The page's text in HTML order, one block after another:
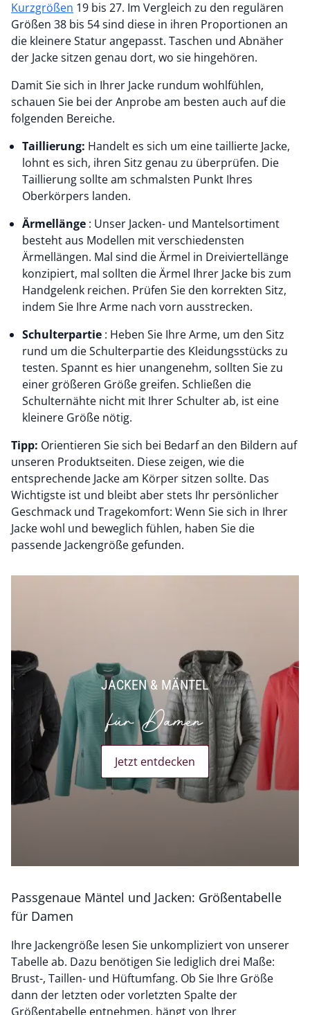
Kurzgrößen 19 bis 27. Im Vergleich zu den regulären
Größen 38 bis 54 sind diese in ihren Proportionen an
die kleinere Statur angepasst. Taschen und Abnäher
der Jacke sitzen genau dort, wo sie hingehören.
Damit Sie sich in Ihrer Jacke rundum wohlfühlen,
schauen Sie bei der Anprobe am besten auch auf die
folgenden Bereiche.
Taillierung: Handelt es sich um eine taillierte Jacke,
lohnt es sich, ihren Sitz genau zu überprüfen. Die
Taillierung sollte am schmalsten Punkt Ihres
Oberkörpers landen.
Ärmellänge : Unser Jacken- und Mantelsortiment
besteht aus Modellen mit verschiedensten
Ärmellängen. Mal sind die Ärmel in Dreiviertellänge
konzipiert, mal sollten die Ärmel Ihrer Jacke bis zum
Handgelenk reichen. Prüfen Sie den korrekten Sitz,
indem Sie Ihre Arme nach vorn ausstrecken.
Schulterpartie : Heben Sie Ihre Arme, um den Sitz
rund um die Schulterpartie des Kleidungsstücks zu
testen. Spannt es hier unangenehm, sollten Sie zu
einer größeren Größe greifen. Schließen die
Schulternähte nicht mit Ihrer Schulter ab, ist eine
kleinere Größe nötig.
Tipp: Orientieren Sie sich bei Bedarf an den Bildern auf
unseren Produktseiten. Diese zeigen, wie die
entsprechende Jacke am Körper sitzen sollte. Das
Wichtigste ist und bleibt aber stets Ihr persönlicher
Geschmack und Tragekomfort: Wenn Sie sich in Ihrer
Jacke wohl und beweglich fühlen, haben Sie die
passende Jackengröße gefunden.
JACKEN & MÄNTEL
für Damen
Jetzt entdecken
Passgenaue Mäntel und Jacken: Größentabelle
für Damen
Ihre Jackengröße lesen Sie unkompliziert von unserer
Tabelle ab. Dazu benötigen Sie lediglich drei Maße:
Brust-, Taillen- und Hüftumfang. Ob Sie Ihre Größe
dann der letzten oder vorletzten Spalte der
Größentabelle entnehmen, hängt von Ihrer